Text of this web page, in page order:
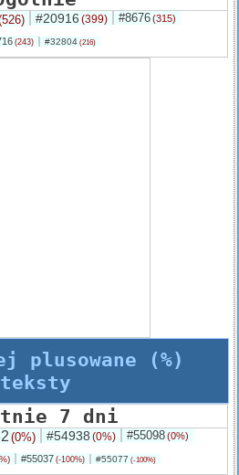
#20916 (399) #8676(315)
(243) #32804 (216)
plusowane (%)
teksty
7 dni
(0%) #54938 (0%) #55098(0%)
#55037 (-100%) #55077 (-100%)